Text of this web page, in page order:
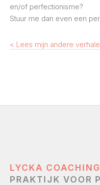
en/of perfectionisme?
Stuur me dan even een
< Lees mijn andere
LYCKA COACHING
PRAKTIJK VOOR